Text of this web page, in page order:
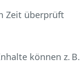
Zeit überprüft
können z. B.